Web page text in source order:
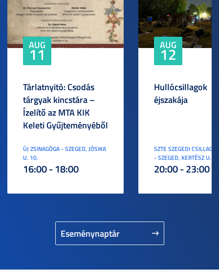
Eseménynaptár
AUG
11
Tárlatnyitó: Csodás
tárgyak kincstára –
Ízelítő az MTA KIK
Keleti Gyűjteményéből
ÚJ ZSINAGÓGA - SZEGED, JÓSIKA
U. 10.
16:00 - 18:00
AUG
12
Hullócsillagok
éjszakája
SZTE SZEGEDI
- SZEGED, KERTÉSZ U. 3.
20:00 - 23:00